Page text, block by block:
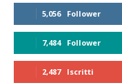
5,056 Follower
7,484 Follower
2,487 Iscritti